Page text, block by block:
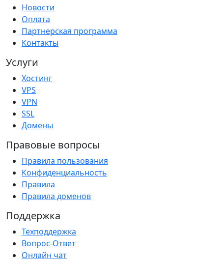
Новости
Оплата
Партнерская программа
Контакты
Услуги
Хостинг
VPS
VPN
SSL
Домены
Правовые вопросы
Правила пользования
Конфиденциальность
Правила
Правила доменов
Поддержка
Техподдержка
Вопрос-Ответ
Онлайн чат